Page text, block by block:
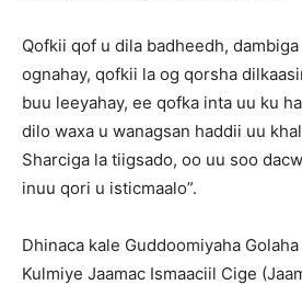
Qofkii qof u dila badheedh,
ognahay, qofkii la og qorsha
buu leeyahay, ee qofka inta uu ku
dilo waxa u wanagsan haddii uu
Sharciga la tiigsado, oo uu soo
inuu qori u isticmaalo”.
Dhinaca kale Guddoomiyaha
Kulmiye Jaamac Ismaaciil Cige